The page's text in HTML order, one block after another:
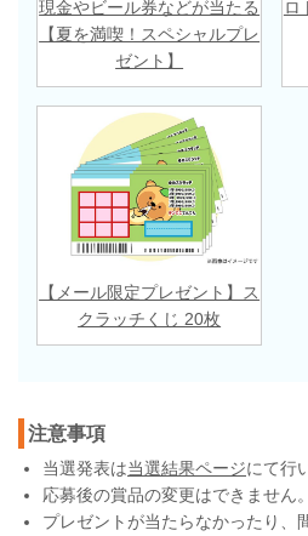
現金やビール券などが当たる
【夏を満喫！スペシャルプレ
ゼント】
ロ
【メール限定プレゼント】ス
クラッチくじ 20枚
注意事項
当選発表は当選結果ページにて行
応募後の賞品の変更はできません。
プレゼントが当たらなかったり、